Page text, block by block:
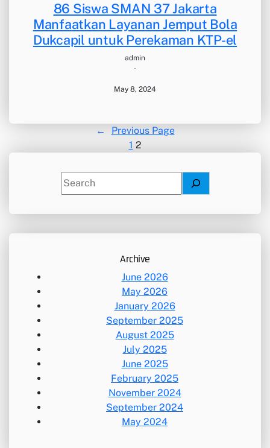
86 Siswa SMAN 37 Jakarta
Manfaatkan Layanan Jemput Bola
Dukcapil untuk Perekaman KTP-el
admin
·
May 8, 2024
←
Previous Page
1 2
e
c
Archive
June 2026
May 2026
January 2026
September 2025
August 2025
July 2025
June 2025
February 2025
November 2024
September 2024
May 2024